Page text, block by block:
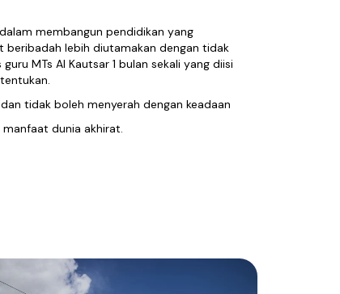
membangun pendidikan yang
beribadah lebih diutamakan dengan tidak
MTs Al Kautsar 1 bulan sekali yang diisi
tidak boleh menyerah dengan keadaan
dunia akhirat.